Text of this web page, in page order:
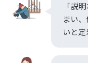
「説
まい
いと定